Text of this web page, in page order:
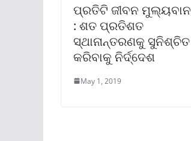
ପ୍ରତିଟି ଜୀବନ ମୁଲ୍ୟବାନ
: ଶତ ପ୍ରତିଶତ
ସ୍ଥାନାନ୍ତରଣକୁ ସୁନିଶ୍ଚିତ
କରିବାକୁ ନିର୍ଦ୍ଦେଶ
May 1, 2019